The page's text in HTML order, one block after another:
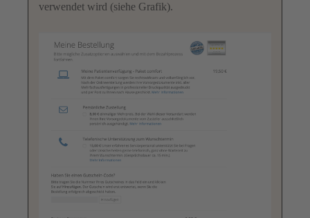
verwendet wird (siehe Grafik).